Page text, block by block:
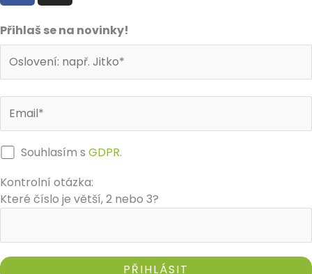
c
e
b
o
o
k
s
t
a
g
r
a
Přihlaš se na novinky!
Souhlasím sGDPR.
Kontrolní otázka:
Které číslo je větší, 2 nebo 3?